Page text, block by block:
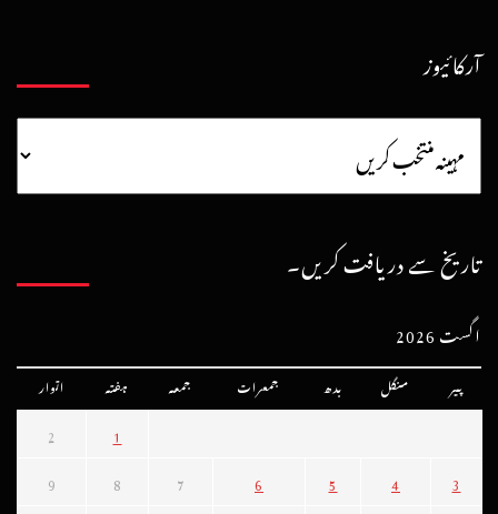
آرکائیوز
تاریخ سے دریافت کریں۔
اگست 2026
پیر منگل بدھ جمعرات جمعہ ہفتہ اتوار
1
2
3
4
5
6
7
8
9